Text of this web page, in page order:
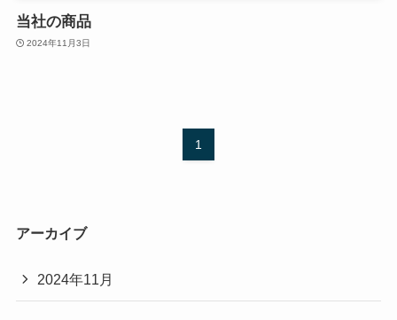
当社の商品
2024年11月3日
1
アーカイブ
2024年11月